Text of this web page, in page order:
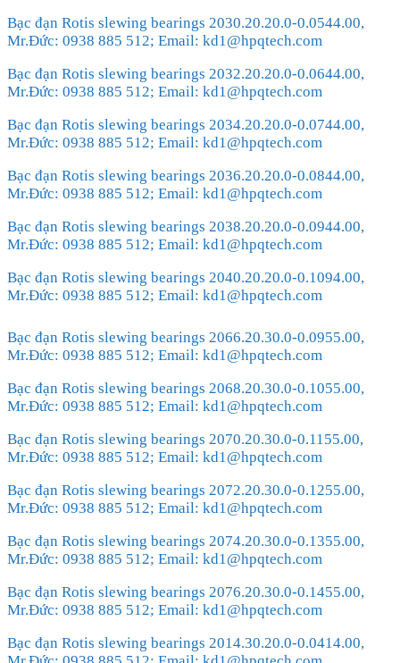
Bạc đạn Rotis slewing bearings 2030.20.20.0-0.0544.00,
Mr.Đức: 0938 885 512; Email: kd1@hpqtech.com
Bạc đạn Rotis slewing bearings 2032.20.20.0-0.0644.00,
Mr.Đức: 0938 885 512; Email: kd1@hpqtech.com
Bạc đạn Rotis slewing bearings 2034.20.20.0-0.0744.00,
Mr.Đức: 0938 885 512; Email: kd1@hpqtech.com
Bạc đạn Rotis slewing bearings 2036.20.20.0-0.0844.00,
Mr.Đức: 0938 885 512; Email: kd1@hpqtech.com
Bạc đạn Rotis slewing bearings 2038.20.20.0-0.0944.00,
Mr.Đức: 0938 885 512; Email: kd1@hpqtech.com
Bạc đạn Rotis slewing bearings 2040.20.20.0-0.1094.00,
Mr.Đức: 0938 885 512; Email: kd1@hpqtech.com
Bạc đạn Rotis slewing bearings 2066.20.30.0-0.0955.00,
Mr.Đức: 0938 885 512; Email: kd1@hpqtech.com
Bạc đạn Rotis slewing bearings 2068.20.30.0-0.1055.00,
Mr.Đức: 0938 885 512; Email: kd1@hpqtech.com
Bạc đạn Rotis slewing bearings 2070.20.30.0-0.1155.00,
Mr.Đức: 0938 885 512; Email: kd1@hpqtech.com
Bạc đạn Rotis slewing bearings 2072.20.30.0-0.1255.00,
Mr.Đức: 0938 885 512; Email: kd1@hpqtech.com
Bạc đạn Rotis slewing bearings 2074.20.30.0-0.1355.00,
Mr.Đức: 0938 885 512; Email: kd1@hpqtech.com
Bạc đạn Rotis slewing bearings 2076.20.30.0-0.1455.00,
Mr.Đức: 0938 885 512; Email: kd1@hpqtech.com
Bạc đạn Rotis slewing bearings 2014.30.20.0-0.0414.00,